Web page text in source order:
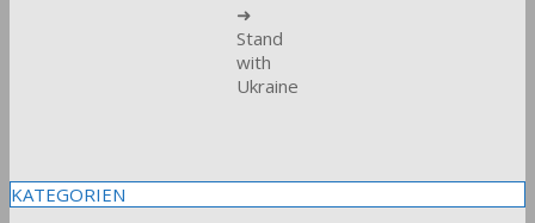
➜
Stand
with
Ukraine
KATEGORIEN